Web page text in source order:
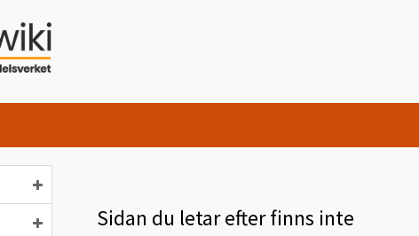
Sidan du letar efter finns inte